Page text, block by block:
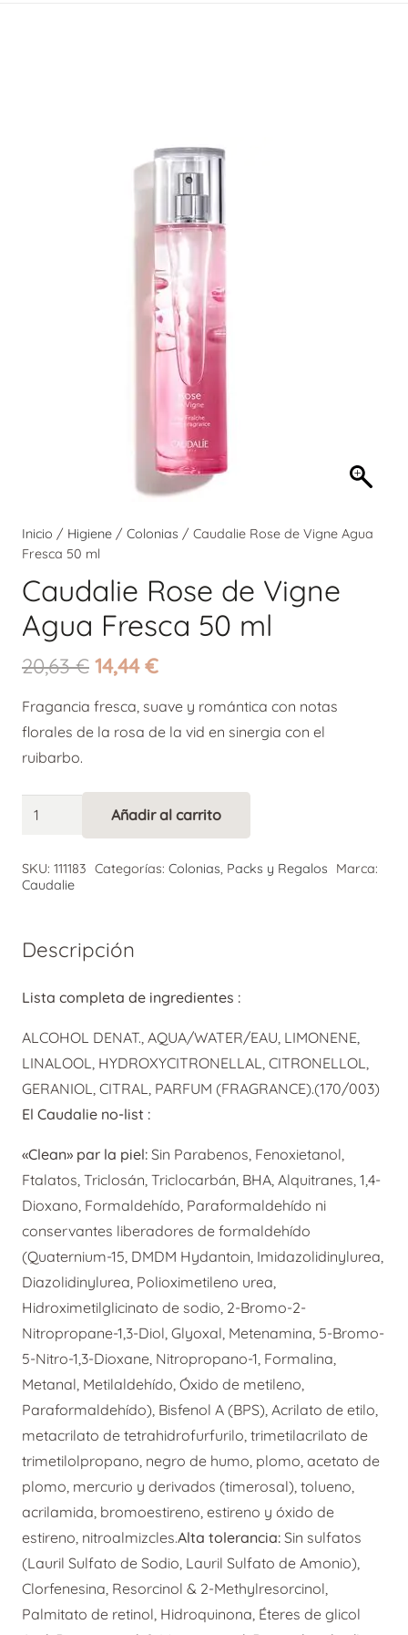
Inicio / Higiene / Colonias / Caudalie Rose de Vigne Agua
Fresca 50 ml
Caudalie Rose de Vigne
Agua Fresca 50 ml
20,63€ El
original
era:
14,44€El
actual
es:
Fragancia fresca, suave y romántica con notas
florales de la rosa de la vid en sinergia con el
ruibarbo.
Caudalie
Vigne
50
Añadir al carrito
SKU: 111183 Categorías: Colonias Packs y Regalos
Marca:
Caudalie
Descripción
Lista completa de ingredientes :
ALCOHOL DENAT., AQUA/WATER/EAU, LIMONENE,
LINALOOL, HYDROXYCITRONELLAL, CITRONELLOL,
GERANIOL, CITRAL, PARFUM (FRAGRANCE).(170/003)
El Caudalie no-list :
«Clean» par la piel: Sin Parabenos, Fenoxietanol,
Ftalatos, Triclosán, Triclocarbán, BHA, Alquitranes, 1,4-
Dioxano, Formaldehído, Paraformaldehído ni
conservantes liberadores de formaldehído
(Quaternium-15, DMDM Hydantoin, Imidazolidinylurea,
Diazolidinylurea, Polioximetileno urea,
Hidroximetilglicinato de sodio, 2-Bromo-2-
Nitropropane-1,3-Diol, Glyoxal, Metenamina, 5-Bromo-
5-Nitro-1,3-Dioxane, Nitropropano-1, Formalina,
Metanal, Metilaldehído, Óxido de metileno,
Paraformaldehído), Bisfenol A (BPS), Acrilato de etilo,
metacrilato de tetrahidrofurfurilo, trimetilacrilato de
trimetilolpropano, negro de humo, plomo, acetato de
plomo, mercurio y derivados (timerosal), tolueno,
acrilamida, bromoestireno, estireno y óxido de
estireno, nitroalmizcles.Alta tolerancia: Sin sulfatos
(Lauril Sulfato de Sodio, Lauril Sulfato de Amonio),
Clorfenesina, Resorcinol & 2-Methylresorcinol,
Palmitato de retinol, Hidroquinona, Éteres de glicol